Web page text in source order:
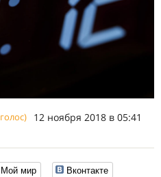
голос)
12 ноября 2018 в 05:41
Мой мир
Вконтакте